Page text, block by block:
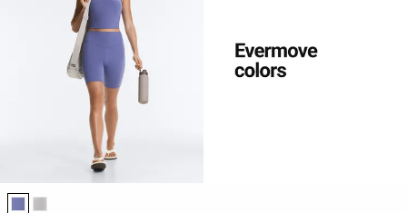
Lista de colores del producto